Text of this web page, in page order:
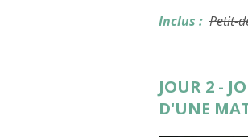
Inclus : Petit-
JOUR 2 -
D'UNE